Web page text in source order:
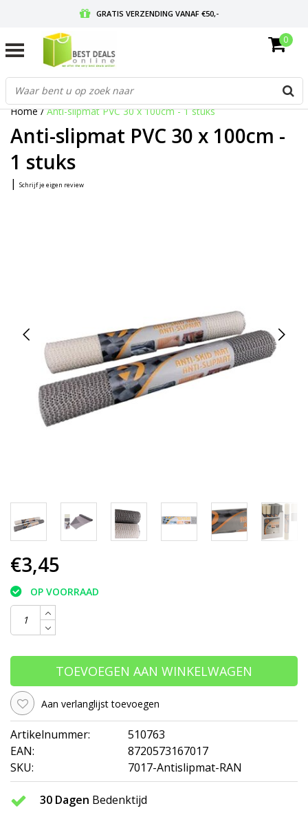
GRATIS VERZENDING VANAF €50,-
GRATIS RETOURNEREN EN 30 DAGEN BEDENKTIJD
0
Home/Anti-slipmat PVC 30 x 100cm - 1 stuks
Anti-slipmat PVC 30 x 100cm -
1 stuks
| Schrijf je eigen review
€3,45
OP VOORRAAD
TOEVOEGEN AAN WINKELWAGEN
Aan verlanglijst toevoegen
Artikelnummer:
510763
EAN:
8720573167017
SKU:
7017-Antislipmat-RAN
30 Dagen Bedenktijd